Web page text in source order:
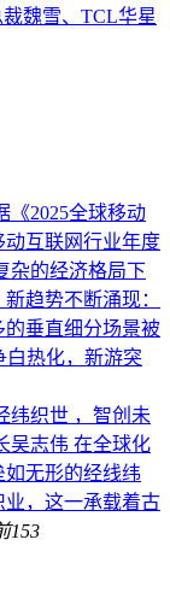
魏雪、TCL华星
《2025全球移动
互联网行业年度
杂的经济格局下
趋势不断涌现：
垂直细分场景被
白热化，新游突
纬织世 ，智创未
志伟 在全球化
如无形的经线纬
，这一承载着古
153